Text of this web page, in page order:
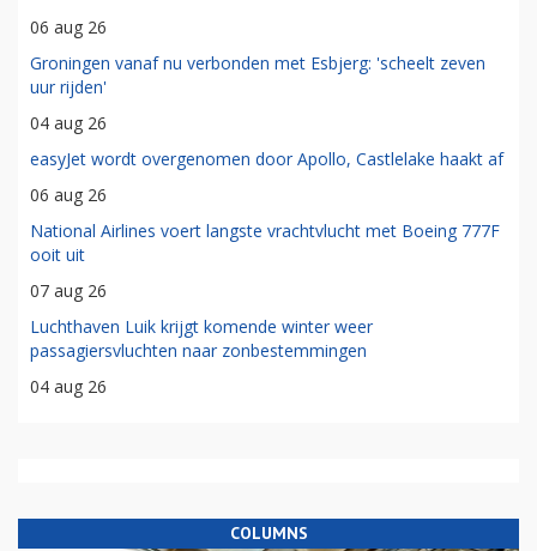
06 aug 26
Groningen vanaf nu verbonden met Esbjerg: 'scheelt zeven
uur rijden'
04 aug 26
easyJet wordt overgenomen door Apollo, Castlelake haakt af
06 aug 26
National Airlines voert langste vrachtvlucht met Boeing 777F
ooit uit
07 aug 26
Luchthaven Luik krijgt komende winter weer
passagiersvluchten naar zonbestemmingen
04 aug 26
COLUMNS